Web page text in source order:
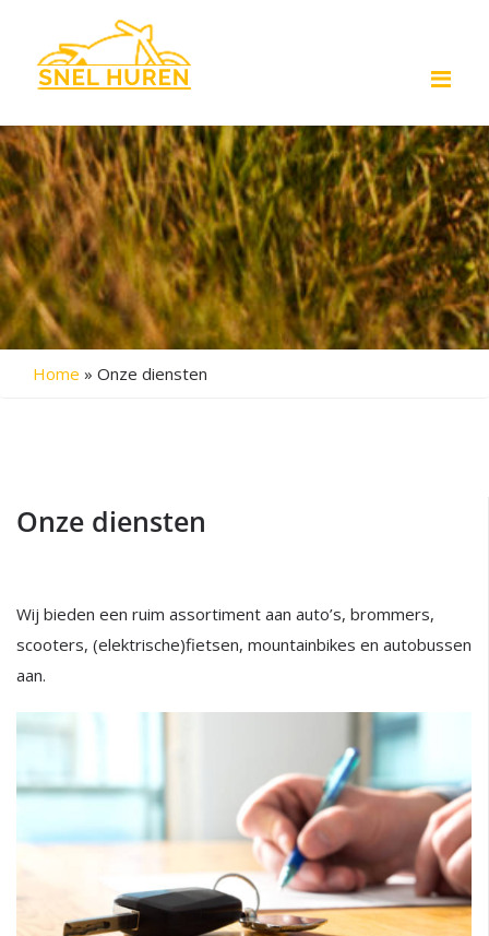
Home » Onze diensten
Onze diensten
Wij bieden een ruim assortiment aan auto’s, brommers,
scooters, (elektrische)fietsen, mountainbikes en autobussen
aan.